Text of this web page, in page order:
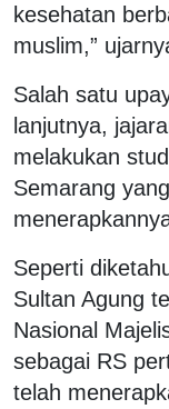
kesehatan
muslim,”
Salah satu
lanjutnya,
melakukan
Semarang
Seperti
Sultan Agung
Nasional
sebagai RS
telah